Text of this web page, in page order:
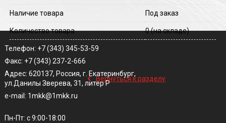
Наличие товара Под заказ
Количество товара 0(на складе)
‹ Вернуться к разделу
Телефон: +7 (343) 345-53-59
Факс: +7 (343) 237-2-666
Адрес: 620137, Россия, г. Екатеринбург,
ул.Данилы Зверева, 31, литер Р
e-mail: 1mkk@1mkk.ru
Пн-Пт: с 9:00-18:00